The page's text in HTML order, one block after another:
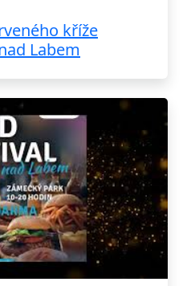
kříže
Labem